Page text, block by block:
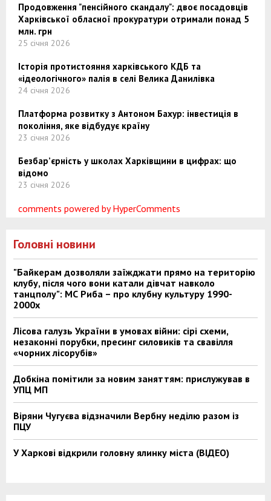
Продовження "пенсійного скандалу": двоє посадовців
Харківської обласної прокуратури отримали понад 5
млн. грн
25 січня 2026
Історія протистояння харківського КДБ та
«ідеологічного» палія в селі Велика Данилівка
24 січня 2026
Платформа розвитку з Антоном Бахур: інвестиція в
покоління, яке відбудує країну
23 січня 2026
Безбар’єрність у школах Харківщини в цифрах: що
відомо
23 січня 2026
comments powered by HyperComments
Головні новини
"Байкерам дозволяли заїжджати прямо на територію
клубу, після чого вони катали дівчат навколо
танцполу": МС Риба – про клубну культуру 1990-
2000х
Лісова галузь України в умовах війни: сірі схеми,
незаконні порубки, пресинг силовиків та свавілля
«чорних лісорубів»
Добкіна помітили за новим заняттям: прислужував в
УПЦ МП
Віряни Чугуєва відзначили Вербну неділю разом із
ПЦУ
У Харкові відкрили головну ялинку міста (ВІДЕО)